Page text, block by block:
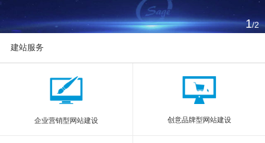
案例分享
解决方案
新闻动态
1/2
建站服务
企业营销型网站建设 创意品牌型网站建设